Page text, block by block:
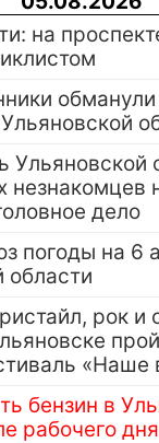
на
Ульяновской
незнакомцев
дело
погоды на 6
области
рок и
«Наше
бензин в
рабочего